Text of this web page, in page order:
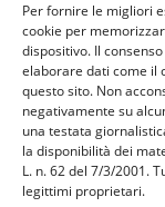
Per fornire le migliori
cookie per
dispositivo. Il
elaborare dati come il
questo sito. Non
negativamente su
una testata
la disponibilità dei
L. n. 62 del 7/3/2001.
legittimi proprietari.
Uncategorized
viaggi
web
web marketing
wedding